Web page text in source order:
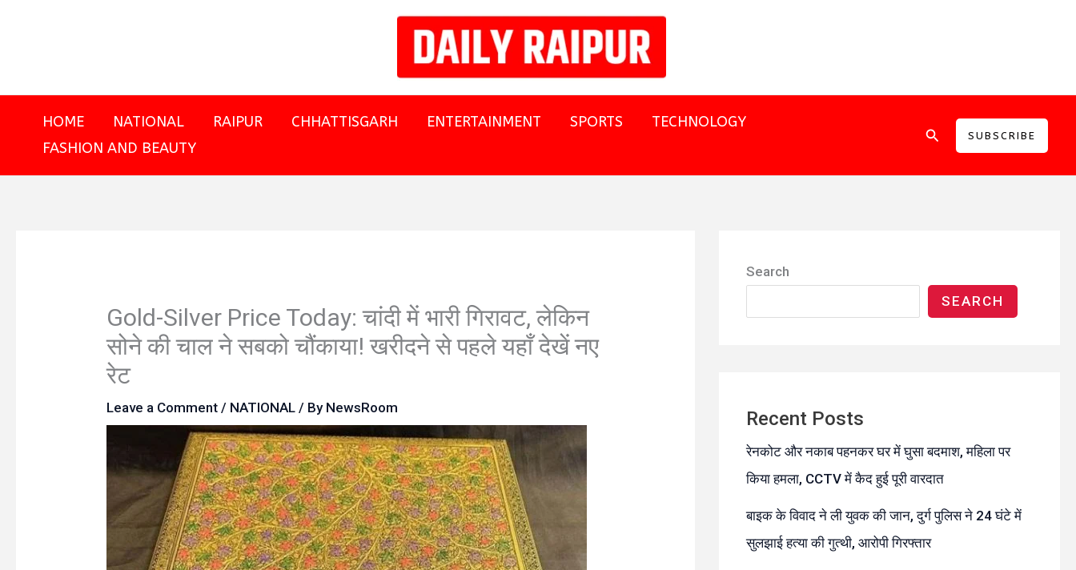
HOME NATIONAL RAIPUR CHHATTISGARH ENTERTAINMENT SPORTS
TECHNOLOGY
FASHION AND BEAUTY
SearchSUBSCRIBE
Gold-Silver Price Today: चांदी में भारी गिरावट, लेकिन
सोने की चाल ने सबको चौंकाया! खरीदने से पहले यहाँ देखें नए
रेट
Leave a Comment / NATIONAL / By NewsRoom
Search
SEARCH
Recent Posts
रेनकोट और नकाब पहनकर घर में घुसा बदमाश, महिला पर
किया हमला, CCTV में कैद हुई पूरी वारदात
बाइक के विवाद ने ली युवक की जान, दुर्ग पुलिस ने 24 घंटे में
सुलझाई हत्या की गुत्थी, आरोपी गिरफ्तार